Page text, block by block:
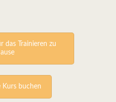
das Trainieren zu
Kurs buchen